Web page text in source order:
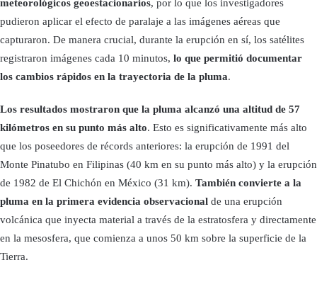
meteorológicos geoestacionarios, por lo que los investigadores
pudieron aplicar el efecto de paralaje a las imágenes aéreas que
capturaron. De manera crucial, durante la erupción en sí, los satélites
registraron imágenes cada 10 minutos, lo que permitió documentar
los cambios rápidos en la trayectoria de la pluma.
Los resultados mostraron que la pluma alcanzó una altitud de 57
kilómetros en su punto más alto. Esto es significativamente más alto
que los poseedores de récords anteriores: la erupción de 1991 del
Monte Pinatubo en Filipinas (40 km en su punto más alto) y la erupción
de 1982 de El Chichón en México (31 km). También convierte a la
pluma en la primera evidencia observacional de una erupción
volcánica que inyecta material a través de la estratosfera y directamente
en la mesosfera, que comienza a unos 50 km sobre la superficie de la
Tierra.